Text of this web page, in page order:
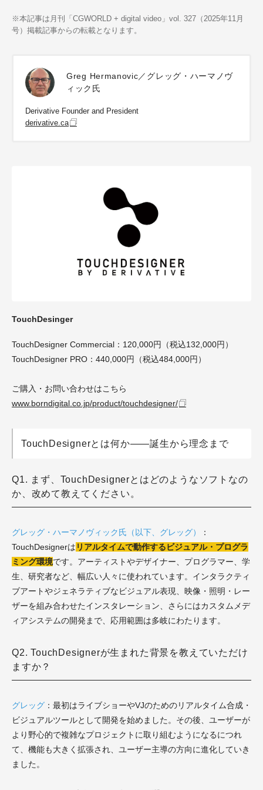
※本記事は月刊「CGWORLD + digital video」vol. 327（2025年11月
号）掲載記事からの転載となります。
Greg Hermanovic／グレッグ・ハーマノヴ
ィック氏
Derivative Founder and President
derivative.ca
TouchDesinger
TouchDesigner Commercial：120,000円（税込132,000円）
TouchDesigner PRO：440,000円（税込484,000円）
ご購入・お問い合わせはこちら
www.borndigital.co.jp/product/touchdesigner/
TouchDesignerとは何か——誕生から理念まで
Q1. まず、TouchDesignerとはどのようなソフトなの
か、改めて教えてください。
グレッグ・ハーマノヴィック氏（以下、グレッグ）
：
TouchDesignerは リアルタイムで動作するビジュアル・プログラ
ミング環境です。アーティストやデザイナー、プログラマー、学
生、研究者など、幅広い人々に使われています。インタラクティ
ブアートやジェネラティブなビジュアル表現、映像・照明・レー
ザーを組み合わせたインスタレーション、さらにはカスタムメデ
ィアシステムの開発まで、応用範囲は多岐にわたります。
Q2. TouchDesignerが生まれた背景を教えていただけ
ますか？
グレッグ ：最初はライブショーやVJのためのリアルタイム合成・
ビジュアルツールとして開発を始めました。その後、ユーザーが
より野心的で複雑なプロジェクトに取り組むようになるにつれ
て、機能も大きく拡張され、ユーザー主導の方向に進化していき
ました。